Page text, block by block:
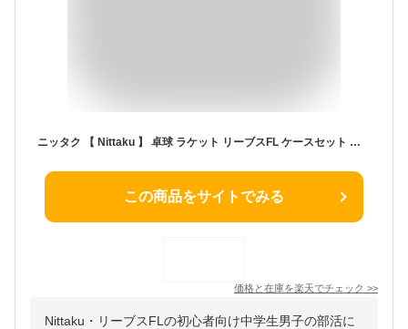
ニッタク 【 Nittaku 】 卓球 ラケット リーブスFL ケースセット 【 NE6990 初心者セット 新入部員セット 新入部員応援セット 新入生 部活 卓球部 ケース ラケット 】【翌日配達対象】【メール便不可】[自社]
この商品をサイトでみる
価格と在庫を楽天でチェック >>
Nittaku・リーブスFLの初心者向け中学生男子の部活に